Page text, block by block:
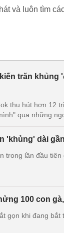
và luôn tìm
trăn khủng
thu hút hơn 12
qua những
'khủng' dài
trong lần đầu tiên
100 con
gọn khi đang